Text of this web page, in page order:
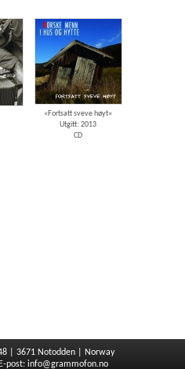
«Fortsatt sveve høyt»
Utgitt: 2013
CD
| 3671 Notodden | Norway
post: info@grammofon.no